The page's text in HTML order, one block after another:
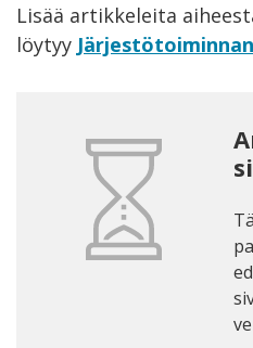
Lisää artikkeleita
löytyy